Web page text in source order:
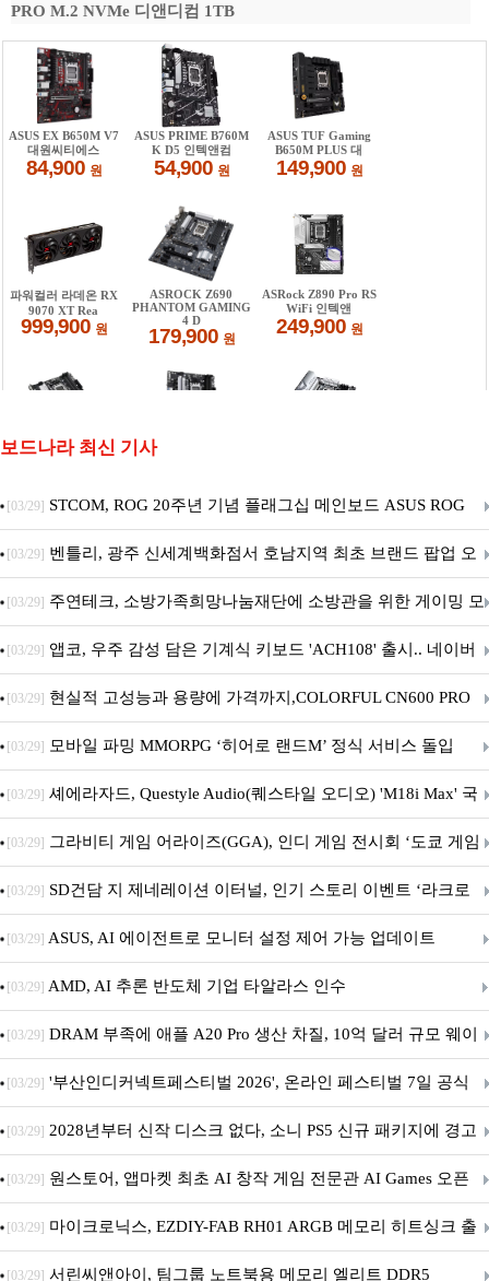
PRO M.2 NVMe 디앤디컴 1TB
보드나라 최신 기사
[03/29] STCOM, ROG 20주년 기념 플래그십 메인보드 ASUS ROG
Crosshair X870E EDITION 20 국내 출시 예정
[03/29] 벤틀리, 광주 신세계백화점서 호남지역 최초 브랜드 팝업 오
픈
[03/29] 주연테크, 소방가족희망나눔재단에 소방관을 위한 게이밍 모
니터·스마트 펫 침대 기부
[03/29] 앱코, 우주 감성 담은 기계식 키보드 'ACH108' 출시.. 네이버
브랜드데이 기획전 진행
[03/29] 현실적 고성능과 용량에 가격까지,COLORFUL CN600 PRO
M.2 NVMe 디앤디컴 1TB
[03/29] 모바일 파밍 MMORPG ‘히어로 랜드M’ 정식 서비스 돌입
[03/29] 셰에라자드, Questyle Audio(퀘스타일 오디오) 'M18i Max' 국
내 정식 출시
[03/29] 그라비티 게임 어라이즈(GGA), 인디 게임 전시회 ‘도쿄 게임
던전 13’ 참가!
[03/29] SD건담 지 제네레이션 이터널, 인기 스토리 이벤트 ‘라크로
아의 용사’ 재개최 및 풍성한 기념 이벤트 실시!
[03/29] ASUS, AI 에이전트로 모니터 설정 제어 가능 업데이트
[03/29] AMD, AI 추론 반도체 기업 타알라스 인수
[03/29] DRAM 부족에 애플 A20 Pro 생산 차질, 10억 달러 규모 웨이
퍼 대기
[03/29] '부산인디커넥트페스티벌 2026', 온라인 페스티벌 7일 공식
개막... 22일간 진행
[03/29] 2028년부터 신작 디스크 없다, 소니 PS5 신규 패키지에 경고
문 추가
[03/29] 원스토어, 앱마켓 최초 AI 창작 게임 전문관 AI Games 오픈
[03/29] 마이크로닉스, EZDIY-FAB RH01 ARGB 메모리 히트싱크 출
시
[03/29] 서린씨앤아이, 팀그룹 노트북용 메모리 엘리트 DDR5